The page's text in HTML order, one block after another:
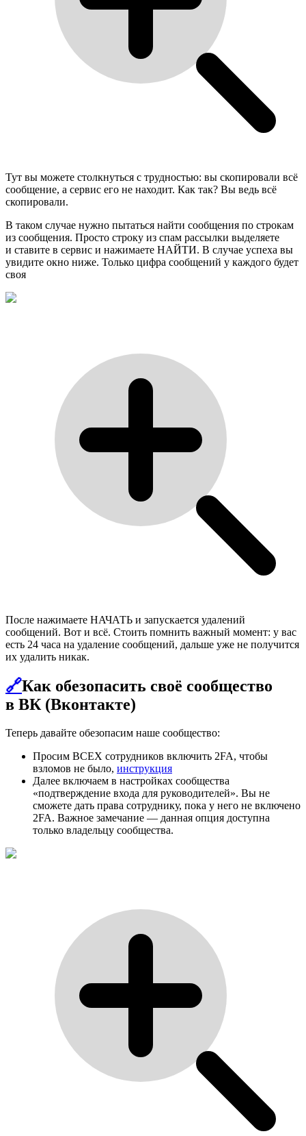
Тут вы можете столкнуться с трудностью: вы скопировали всё
сообщение, а сервис его не находит. Как так? Вы ведь всё
скопировали.
В таком случае нужно пытаться найти сообщения по строкам
из сообщения. Просто строку из спам рассылки выделяете
и ставите в сервис и нажимаете НАЙТИ. В случае успеха вы
увидите окно ниже. Только цифра сообщений у каждого будет
своя
После нажимаете НАЧАТЬ и запускается удалений
сообщений. Вот и всё. Стоить помнить важный момент: у вас
есть 24 часа на удаление сообщений, дальше уже не получится
их удалить никак.
🔗Как обезопасить своё сообщество
в ВК (Вконтакте)
Теперь давайте обезопасим наше сообщество:
Просим ВСЕХ сотрудников включить 2FA, чтобы
взломов не было, инструкция
Далее включаем в настройках сообщества
«подтверждение входа для руководителей». Вы не
сможете дать права сотруднику, пока у него не включено
2FA. Важное замечание — данная опция доступна
только владельцу сообщества.